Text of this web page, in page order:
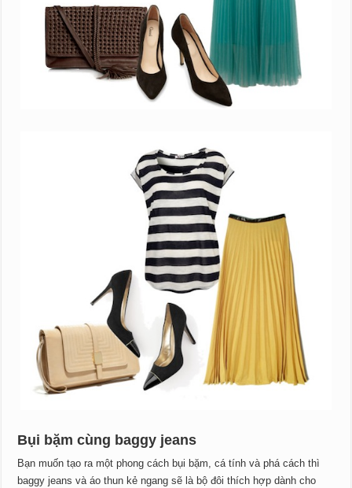
Bụi bặm cùng baggy jeans
Bạn muốn tạo ra một phong cách bụi bặm, cá tính và phá cách thì
baggy jeans và áo thun kẻ ngang sẽ là bộ đôi thích hợp dành cho